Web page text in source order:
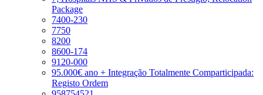
Package
7400-230
7750
8200
8600-174
9120-000
95.000€ ano + Integração Totalmente Comparticipada:
Registo Ordem